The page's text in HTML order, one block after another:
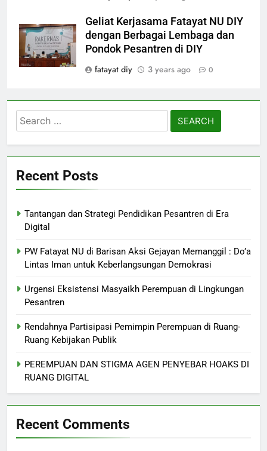
Geliat Kerjasama Fatayat NU DIY
dengan Berbagai Lembaga dan
Pondok Pesantren di DIY
fatayat diy
3 years ago 0
Search
for:
Recent Posts
Tantangan dan Strategi Pendidikan Pesantren di Era
Digital
PW Fatayat NU di Barisan Aksi Gejayan Memanggil : Do’a
Lintas Iman untuk Keberlangsungan Demokrasi
Urgensi Eksistensi Masyaikh Perempuan di Lingkungan
Pesantren
Rendahnya Partisipasi Pemimpin Perempuan di Ruang-
Ruang Kebijakan Publik
PEREMPUAN DAN STIGMA AGEN PENYEBAR HOAKS DI
RUANG DIGITAL
Recent Comments